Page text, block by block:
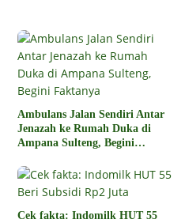
Ambulans Jalan Sendiri Antar
Jenazah ke Rumah Duka di
Ampana Sulteng, Begini
Cek fakta: Indomilk HUT 55